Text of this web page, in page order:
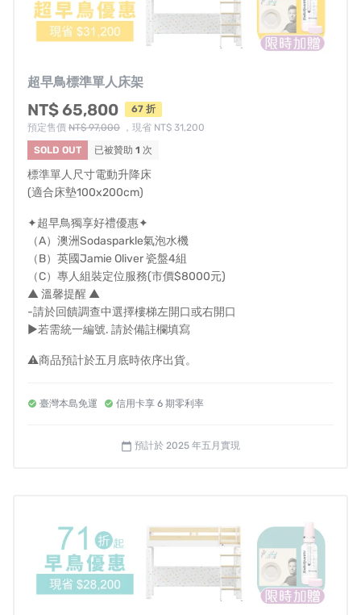
注意事項
產品在拍攝過程中可能會有色差，請以最終收到
的商品為準，歡迎至門市體驗後選購。
商品本身天然質地(色澤差異、木頭紋路等)，恕
無法退換貨。
遠山區、特別角度等，請於下單時註明或先行來
電，客服專員會協助您確認是否可以配送。如無
法配送本公司將協助您辦理退換貨，敬請見諒。
如有延後出貨或其他需求，請於備註欄註明。
本次集資特別優惠台灣本島免運費，如遇無電梯
數收取樓層搬運費。
由於此產品體積較大(分成四箱)，請於下單前確
認搬運路線（門、電梯、樓梯、矮梁柱等）尺寸
及狀況，並提供相關照片、影片給本公司。若因
未事先聯絡導致無法順利配送，衍生的費用
超早鳥標準單人床架
NT$ 65,800
67 折
預定售價 NT$ 97,000 ，現省 NT$ 31,200
SOLD OUT
已被贊助 1 次
標準單人尺寸電動升降床
(適合床墊100x200cm)
✦超早鳥獨享好禮優惠✦
（A）澳洲Sodasparkle氣泡水機
（B）英國Jamie Oliver 瓷盤4組
（C）專人組裝定位服務(市價$8000元)
▲ 溫馨提醒 ▲
-請於回饋調查中選擇樓梯左開口或右開口
►若需統一編號. 請於備註欄填寫
⚠️商品預計於五月底時依序出貨。
臺灣本島免運 信用卡享 6 期零利率
calendar_today 預計於 2025 年五月實現